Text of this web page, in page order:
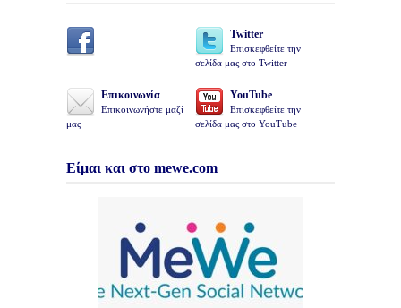
Twitter
Επισκεφθείτε την
σελίδα μας στο Twitter
Επικοινωνία
Επικοινωνήστε μαζί
μας
YouTube
Επισκεφθείτε την
σελίδα μας στο YouTube
Είμαι και στο mewe.com